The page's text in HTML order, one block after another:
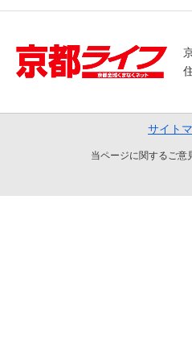
サイト
当ページに関するご意